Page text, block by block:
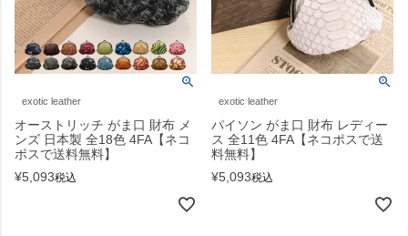
exotic leather
オーストリッチ がま口 財布 メ
ンズ 日本製 全18色 4FA【ネコ
ポスで送料無料】
¥5,093税込
exotic leather
パイソン がま口 財布 レディー
ス 全11色 4FA【ネコポスで送
料無料】
¥5,093税込